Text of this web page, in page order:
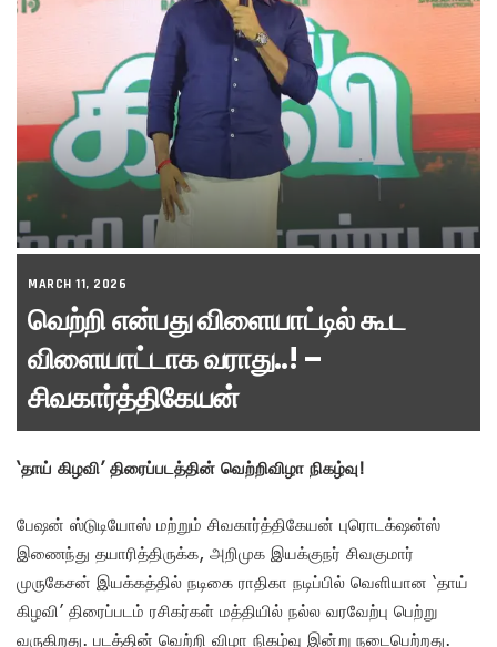
MARCH 11, 2026
வெற்றி என்பது விளையாட்டில் கூட
விளையாட்டாக வராது..! –
சிவகார்த்திகேயன்
‘தாய் கிழவி’ திரைப்படத்தின் வெற்றிவிழா நிகழ்வு!
பேஷன் ஸ்டுடியோஸ் மற்றும் சிவகார்த்திகேயன் புரொடக்‌ஷன்ஸ்
இணைந்து தயாரித்திருக்க, அறிமுக இயக்குநர் சிவகுமார்
முருகேசன் இயக்கத்தில் நடிகை ராதிகா நடிப்பில் வெளியான ‘தாய்
கிழவி’ திரைப்படம் ரசிகர்கள் மத்தியில் நல்ல வரவேற்பு பெற்று
வருகிறது. படத்தின் வெற்றி விழா நிகழ்வு இன்று நடைபெற்றது.